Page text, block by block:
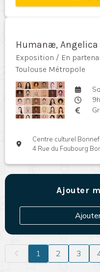
Humanæ, Angelica
Exposition / En
Toulouse Métropole
Centre culturel
4 Rue du Faubourg
Ajouter
1 2 3